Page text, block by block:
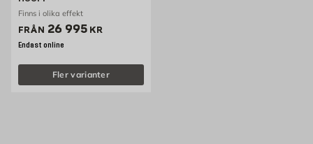
Finns i olika effekt
FRÅN Pris 26995 kr
26 995 KR
Endast online
Fler varianter